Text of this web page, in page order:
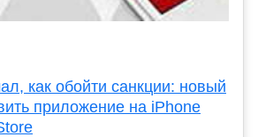
как обойти санкции: новый
приложение на iPhone